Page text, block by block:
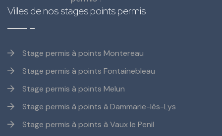
Villes de nos stages points permis
Stage permis à points Montereau
Stage permis à points Fontainebleau
Stage permis à points Melun
Stage permis à points à Dammarie-lès-Lys
Stage permis à points à Vaux le Penil